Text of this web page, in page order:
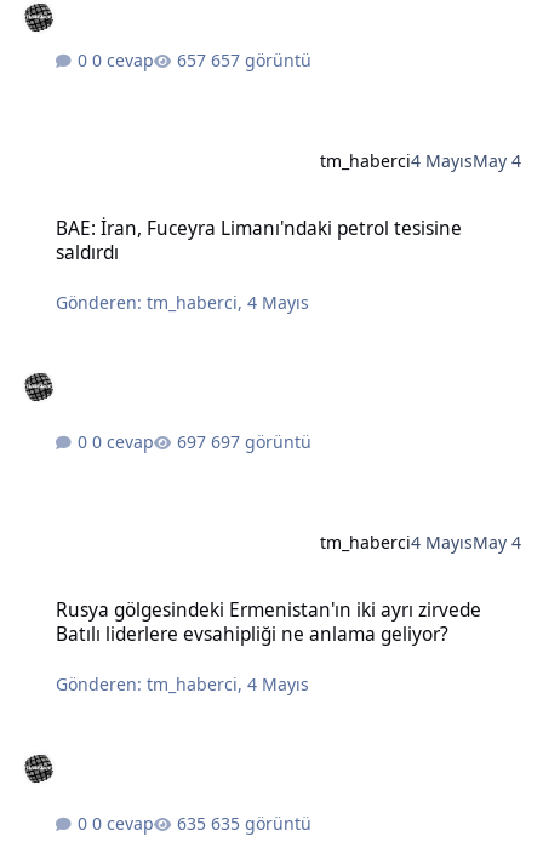
0 cevap 657 görüntü
tm_haberci4 MayısMay 4
BAE: İran, Fuceyra Limanı'ndaki petrol tesisine
saldırdı
Gönderen:tm_haberci,4 Mayıs
0 cevap 697 görüntü
tm_haberci4 MayısMay 4
Rusya gölgesindeki Ermenistan'ın iki ayrı zirvede
Batılı liderlere evsahipliği ne anlama geliyor?
Gönderen:tm_haberci,4 Mayıs
0 cevap 635 görüntü